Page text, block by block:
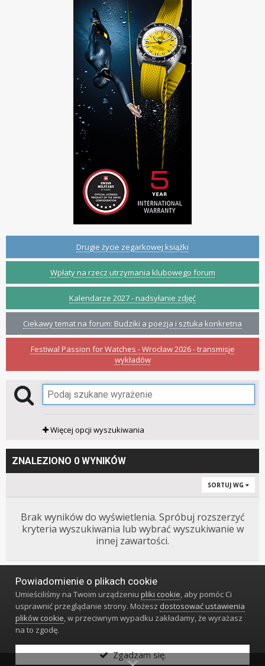
Drugie życie zegarkowej książki
Wpłaty na rzecz utrzymania klubowego forum
Kalendarze 2027 - nadsyłanie zdjęć
Ciekawy temat na forum: Budziki a poezja i sztuka konkretna
Festiwal Passion for Watches - Wrocław 2026 - transmisje
wykładów
Więcej opcji wyszukiwania
ZNALEZIONO 0 WYNIKÓW
SORTUJ WG
Brak wyników do wyświetlenia. Spróbuj rozszerzyć
kryteria wyszukiwania lub wybrać wyszukiwanie w
innej zawartości.
Język Styl Polityka prywatności
Klub Miłośników Zegarów i Zegarków
Powered by Invision Community
Powiadomienie o plikach cookie
Umieściliśmy na Twoim urządzeniupliki cookie, aby pomóc Ci
usprawnić przeglądanie strony. Możesz dostosować ustawienia
plików cookie, w przeciwnym wypadku zakładamy, że wyrażasz
na to zgodę.
Zgadzam się.